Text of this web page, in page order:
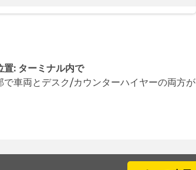
置: ターミナル内で
で車両とデスク/カウンターハイヤーの両方が